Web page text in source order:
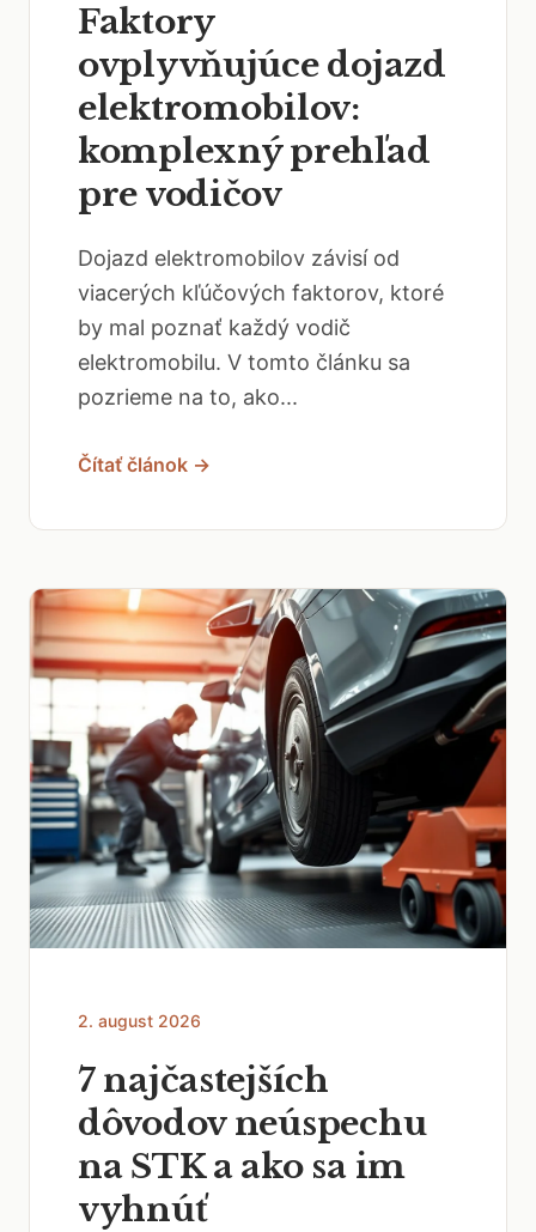
Faktory
ovplyvňujúce dojazd
elektromobilov:
komplexný prehľad
pre vodičov
Dojazd elektromobilov závisí od
viacerých kľúčových faktorov, ktoré
by mal poznať každý vodič
elektromobilu. V tomto článku sa
pozrieme na to, ako...
Čítať článok →
2. august 2026
7 najčastejších
dôvodov neúspechu
na STK a ako sa im
vyhnúť